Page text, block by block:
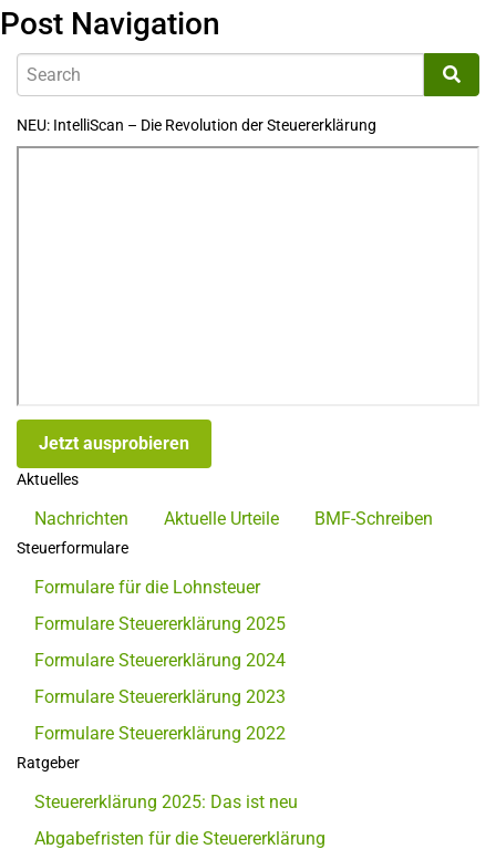
Post Navigation
NEU: IntelliScan – Die Revolution der Steuererklärung
Jetzt ausprobieren
Aktuelles
Nachrichten Aktuelle Urteile BMF-Schreiben
Steuerformulare
Formulare für die Lohnsteuer
Formulare Steuererklärung 2025
Formulare Steuererklärung 2024
Formulare Steuererklärung 2023
Formulare Steuererklärung 2022
Ratgeber
Steuererklärung 2025: Das ist neu
Abgabefristen für die Steuererklärung